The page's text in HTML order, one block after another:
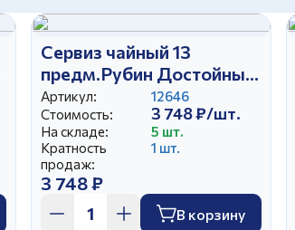
Сервиз чайный 13
предм.Рубин Достойный
Золотистый
Артикул:
12646
Стоимость:
3 748 ₽/шт.
На складе:
5 шт.
Кратность
продаж:
1 шт.
3 748 ₽
В корзину